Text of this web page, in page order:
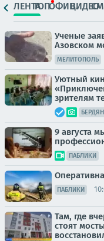
ЛЕНТАТОПОФИЦ.ВИДЕО
Ученые
Азовском
МЕЛИТОПОЛЬ
Уютный
зрителям
9 августа
ПАБЛИКИ
ПАБЛИКИ
Там, где
стоят